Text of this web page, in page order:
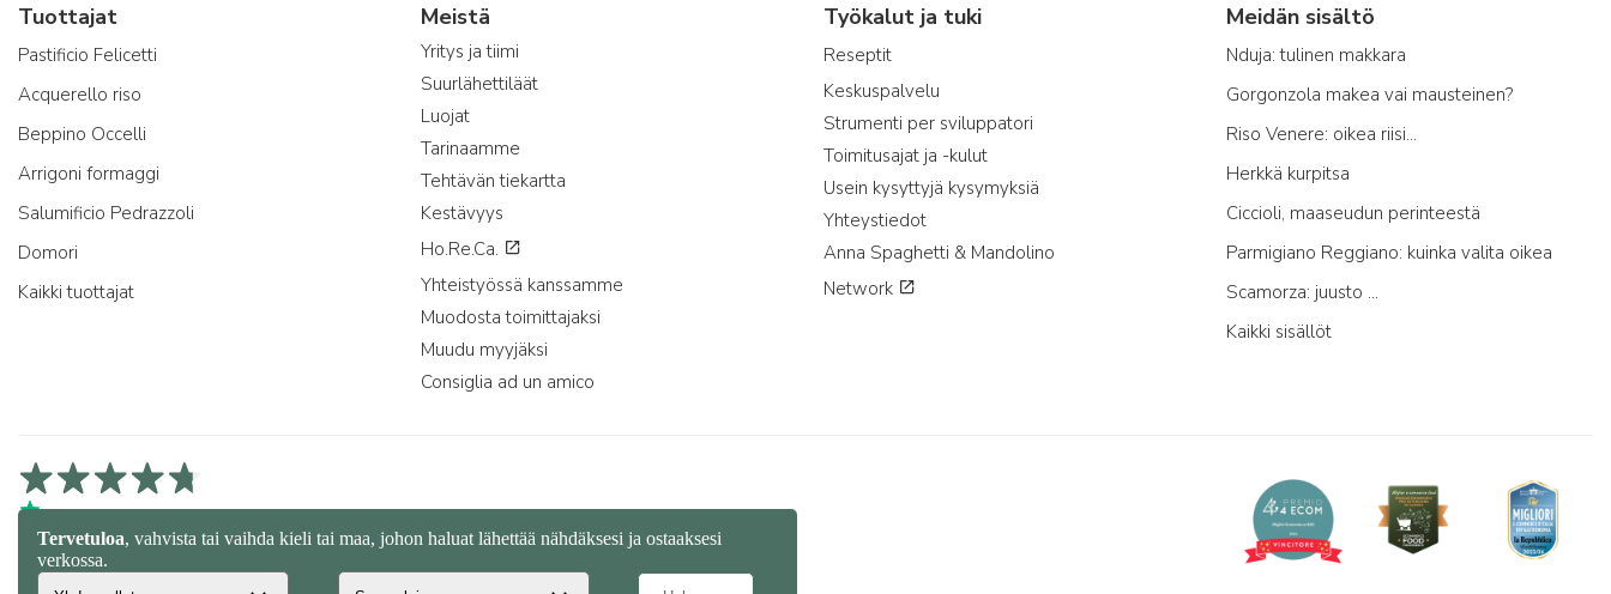
Tuottajat
Pastificio Felicetti
Acquerello riso
Beppino Occelli
Arrigoni formaggi
Salumificio Pedrazzoli
Domori
Kaikki tuottajat
Meistä
Yritys ja tiimi
Suurlähettiläät
Luojat
Tarinaamme
Tehtävän tiekartta
Kestävyys
Ho.Re.Ca.
Yhteistyössä kanssamme
Muodosta toimittajaksi
Muudu myyjäksi
Consiglia ad un amico
Työkalut ja tuki
Reseptit
Keskuspalvelu
Strumenti per sviluppatori
Toimitusajat ja -kulut
Usein kysyttyjä kysymyksiä
Yhteystiedot
Anna Spaghetti & Mandolino
Network
Meidän sisältö
Nduja: tulinen makkara
Gorgonzola makea vai mausteinen?
Riso Venere: oikea riisi...
Herkkä kurpitsa
Ciccioli, maaseudun perinteestä
Parmigiano Reggiano: kuinka valita oikea
Scamorza: juusto ...
Kaikki sisällöt
4,7/5 Trustpilotissa
4,9/5 Trustcartissa
4,7/5 Googleissa